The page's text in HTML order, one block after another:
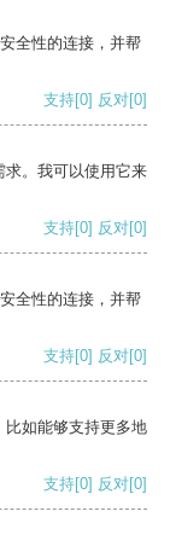
全性的连接，并帮
支持[0] 反对[0]
求。我可以使用它来
支持[0] 反对[0]
全性的连接，并帮
支持[0] 反对[0]
比如能够支持更多地
支持[0] 反对[0]